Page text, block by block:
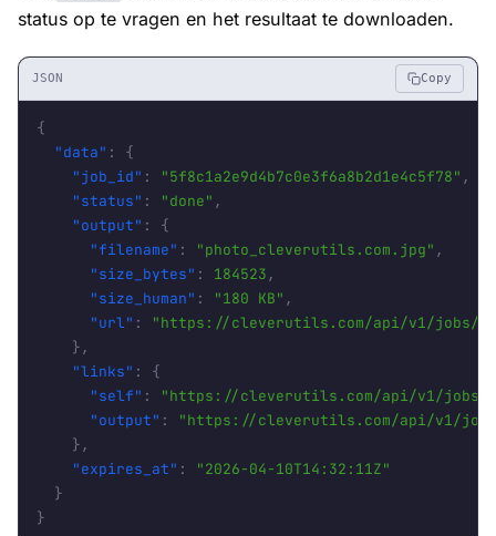
status op te vragen en het resultaat te downloaden.
JSON Copy
{
"data" :
{
"job_id" : "5f8c1a2e9d4b7c0e3f6a8b2d1e4c5f78" ,
"status" : "done" ,
"output" :
{
"filename" : "photo_cleverutils.com.jpg" ,
"size_bytes" : 184523 ,
"size_human" : "180 KB" ,
"url" :
"https://cleverutils.com/api/v1/jobs/
} ,
"links" :
{
"self" :
"https://cleverutils.com/api/v1/
"output" :
"https://cleverutils.com/api/v1/
} ,
"expires_at" :
"2026-04-10T14:32:11Z"
}
}